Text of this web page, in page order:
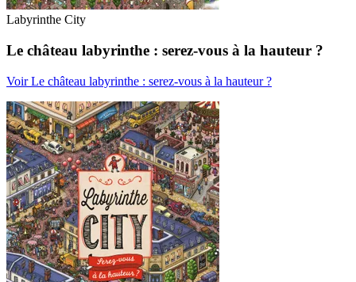
Labyrinthe City
Le château labyrinthe : serez-vous à la hauteur ?
Voir Le château labyrinthe : serez-vous à la hauteur ?